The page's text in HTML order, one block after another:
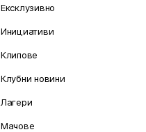
Ексклузивно
Инициативи
Клипове
Клубни новини
Лагери
Мачове